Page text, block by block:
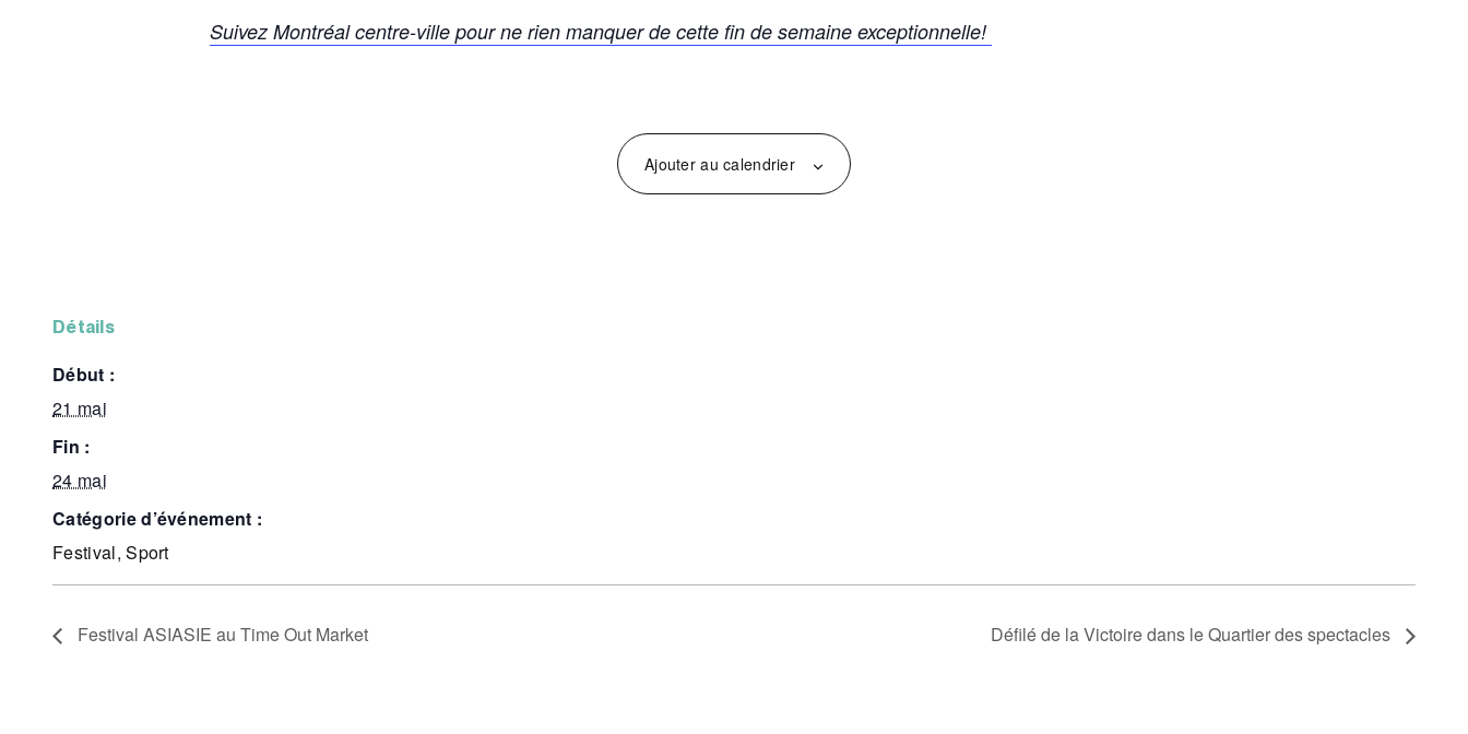
Suivez Montréal centre-ville pour ne rien manquer de cette fin de semaine exceptionnelle!
Ajouter au calendrier
détails
début :
21 mai
fin :
24 mai
catégorie d’événement :
Festival,Sport
Festival ASIASIE au Time Out Market Défilé de la Victoire dans le Quartier des spectacles